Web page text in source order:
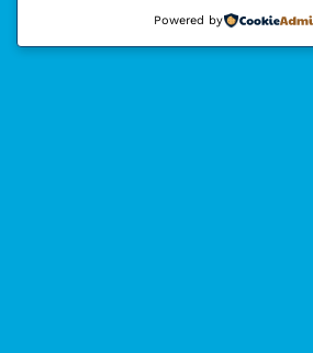
Powered by